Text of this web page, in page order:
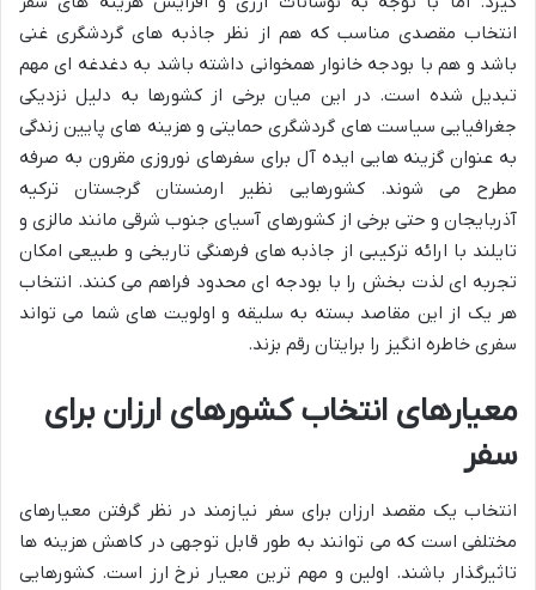
انتخاب مقصدی مناسب که هم از نظر جاذبه های گردشگری غنی
باشد و هم با بودجه خانوار همخوانی داشته باشد به دغدغه ای مهم
تبدیل شده است. در این میان برخی از کشورها به دلیل نزدیکی
جغرافیایی سیاست های گردشگری حمایتی و هزینه های پایین زندگی
به عنوان گزینه هایی ایده آل برای سفرهای نوروزی مقرون به صرفه
مطرح می شوند. کشورهایی نظیر ارمنستان گرجستان ترکیه
آذربایجان و حتی برخی از کشورهای آسیای جنوب شرقی مانند مالزی و
تایلند با ارائه ترکیبی از جاذبه های فرهنگی تاریخی و طبیعی امکان
تجربه ای لذت بخش را با بودجه ای محدود فراهم می کنند. انتخاب
هر یک از این مقاصد بسته به سلیقه و اولویت های شما می تواند
سفری خاطره انگیز را برایتان رقم بزند.
معیارهای انتخاب کشورهای ارزان برای
سفر
انتخاب یک مقصد ارزان برای سفر نیازمند در نظر گرفتن معیارهای
مختلفی است که می توانند به طور قابل توجهی در کاهش هزینه ها
تاثیرگذار باشند. اولین و مهم ترین معیار نرخ ارز است. کشورهایی